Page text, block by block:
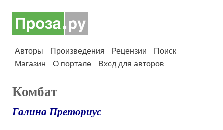
Авторы Произведения Рецензии
Поиск
Магазин
О портале Вход для авторов
Комбат
Галина Преториус